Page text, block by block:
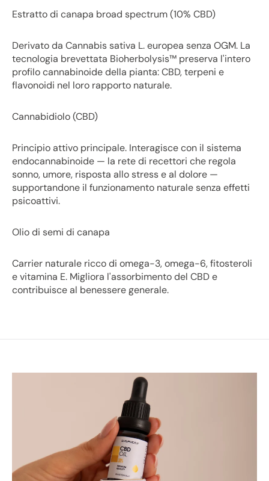
Estratto di canapa broad spectrum (10% CBD)
Derivato da Cannabis sativa L. europea senza OGM. La
tecnologia brevettata Bioherbolysis™ preserva l'intero
profilo cannabinoide della pianta: CBD, terpeni e
flavonoidi nel loro rapporto naturale.
Cannabidiolo (CBD)
Principio attivo principale. Interagisce con il sistema
endocannabinoide — la rete di recettori che regola
sonno, umore, risposta allo stress e al dolore —
supportandone il funzionamento naturale senza effetti
psicoattivi.
Olio di semi di canapa
Carrier naturale ricco di omega-3, omega-6, fitosteroli
e vitamina E. Migliora l'assorbimento del CBD e
contribuisce al benessere generale.